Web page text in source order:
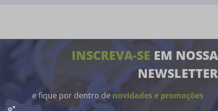
INSCREVA-SE EM NOSSA
NEWSLETTER
e fique por dentro de novidades e promoções